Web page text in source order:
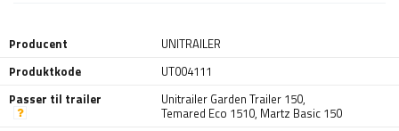
Producent
UNITRAILER
Produktkode
UT004111
Passer til trailer
Unitrailer Garden Trailer 150,
Temared Eco 1510, Martz Basic 150